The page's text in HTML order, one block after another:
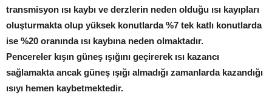
transmisyon ısı kaybı ve derzlerin neden olduğu ısı kayıpları
oluşturmakta olup yüksek konutlarda %7 tek katlı konutlarda
ise %20 oranında ısı kaybına neden olmaktadır.
Pencereler kışın güneş ışığını geçirerek ısı kazancı
sağlamakta ancak güneş ışığı almadığı zamanlarda kazandığı
ısıyı hemen kaybetmektedir.